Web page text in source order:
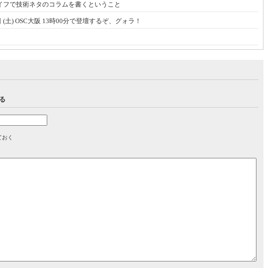
フで技術ネタのコラムを書くということ
(土) OSC大阪 13時00分で登壇するぞ、グォラ！
く